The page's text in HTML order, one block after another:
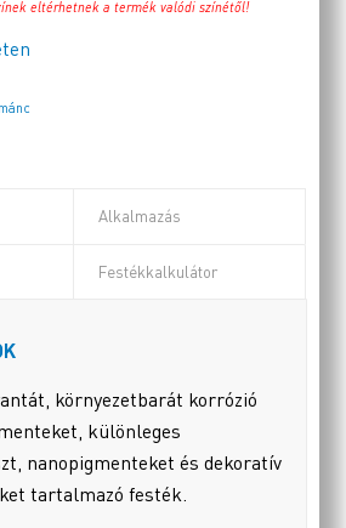
eltérhetnek a termék valódi színétől!
Alkalmazás
Festékkalkulátor
környezetbarát korrózió
különleges
nanopigmenteket és dekoratív
tartalmazó festék.